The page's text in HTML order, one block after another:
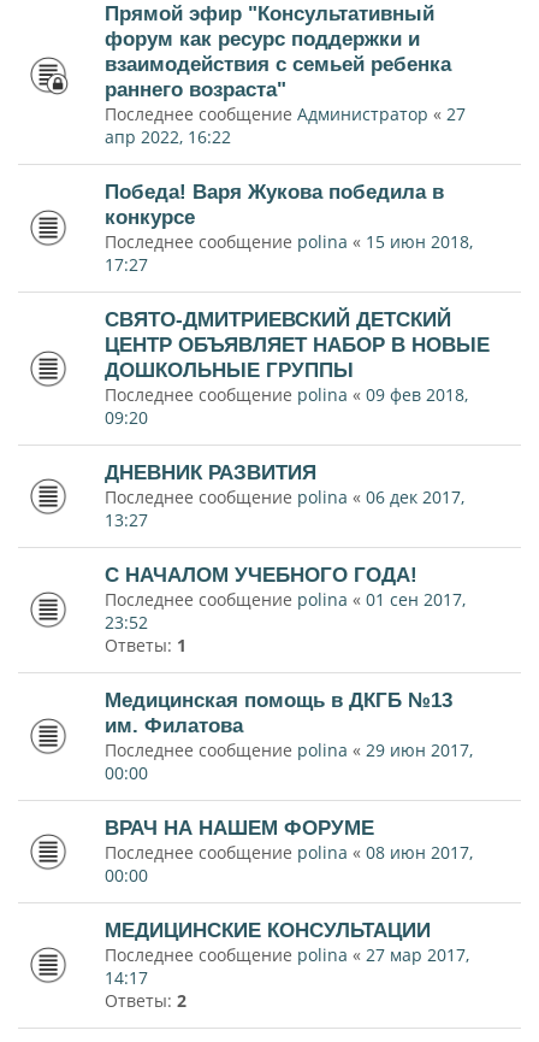
Прямой эфир "Консультативный
форум как ресурс поддержки и
взаимодействия с семьей ребенка
раннего возраста"
Последнее сообщение Администратор « 27
апр 2022, 16:22
Победа! Варя Жукова победила в
конкурсе
Последнее сообщение polina « 15 июн 2018,
17:27
СВЯТО-ДМИТРИЕВСКИЙ ДЕТСКИЙ
ЦЕНТР ОБЪЯВЛЯЕТ НАБОР В НОВЫЕ
ДОШКОЛЬНЫЕ ГРУППЫ
Последнее сообщение polina « 09 фев 2018,
09:20
ДНЕВНИК РАЗВИТИЯ
Последнее сообщение polina « 06 дек 2017,
13:27
С НАЧАЛОМ УЧЕБНОГО ГОДА!
Последнее сообщение polina « 01 сен 2017,
23:52
Ответы: 1
Медицинская помощь в ДКГБ №13
им. Филатова
Последнее сообщение polina « 29 июн 2017,
00:00
ВРАЧ НА НАШЕМ ФОРУМЕ
Последнее сообщение polina « 08 июн 2017,
00:00
МЕДИЦИНСКИЕ КОНСУЛЬТАЦИИ
Последнее сообщение polina « 27 мар 2017,
14:17
Ответы: 2